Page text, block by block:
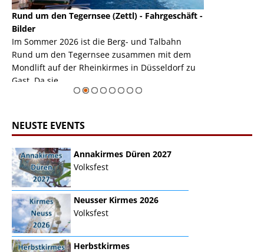
Rund um den Tegernsee (Zettl) - Fahrgeschäft -
Bilder
Im Sommer 2026 ist die Berg- und Talbahn
Rund um den Tegernsee zusammen mit dem
Mondlift auf der Rheinkirmes in Düsseldorf zu
Gast. Da sie ...
NEUSTE EVENTS
Annakirmes Düren 2027
Volksfest
Neusser Kirmes 2026
Volksfest
Herbstkirmes